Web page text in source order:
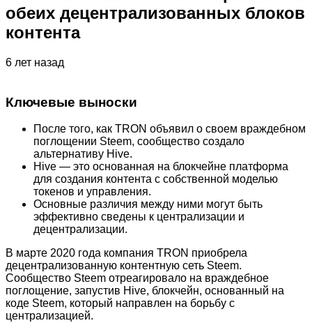
обеих децентрализованных блоков
контента
6 лет назад
Ключевые выноски
После того, как TRON объявил о своем враждебном
поглощении Steem, сообщество создало
альтернативу Hive.
Hive — это основанная на блокчейне платформа
для создания контента с собственной моделью
токенов и управления.
Основные различия между ними могут быть
эффективно сведены к централизации и
децентрализации.
В марте 2020 года компания TRON приобрела
децентрализованную контентную сеть Steem.
Сообщество Steem отреагировало на враждебное
поглощение, запустив Hive, блокчейн, основанный на
коде Steem, который направлен на борьбу с
централизацией.